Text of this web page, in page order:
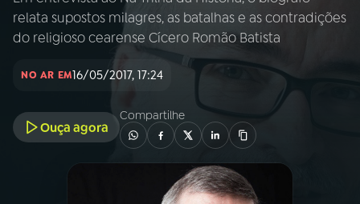
AO VIVO
01INÍCIO
02A RÁDIO
relata supostos milagres, as batalhas e as contradições
do religioso cearense Cícero Romão Batista
NO AR EM16/05/2017, 17:24
Ouça agora
Compartilhe